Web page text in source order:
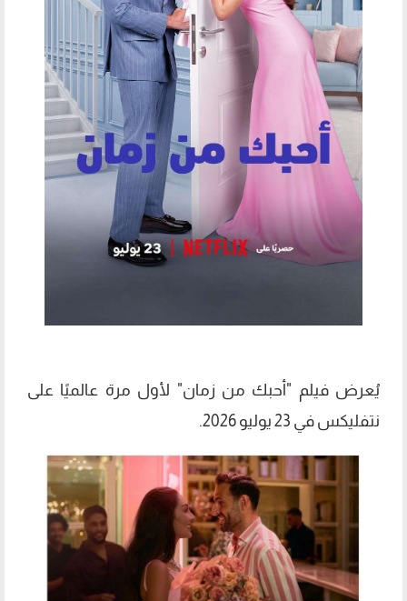
يُعرض فيلم "أحبك من زمان" لأول مرة عالميًا على
نتفليكس في 23 يوليو 2026.